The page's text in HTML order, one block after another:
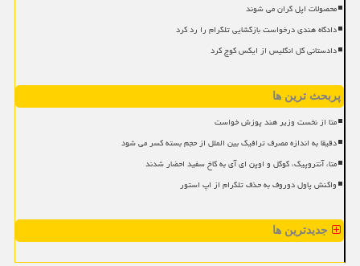
محصولات اپل گران می شوند
دادگاه هندی درخواست بازگشایی تلگرام را رد کرد
دادستانی کل انگلیس از ایکس کوچ کرد
پربحث ترین ها
متا از نخست وزیر هند پوزش خواست
دقیقا به اندازه مصرف ترافیک بین الملل از حجم بسته کسر می شود
متا، آنتروپیک، گوگل و اوپن ای آی به کاخ سفید احضار شدند
واکنش پاول دوروف به حذف تلگرام از اپ استور
جدیدترین ها